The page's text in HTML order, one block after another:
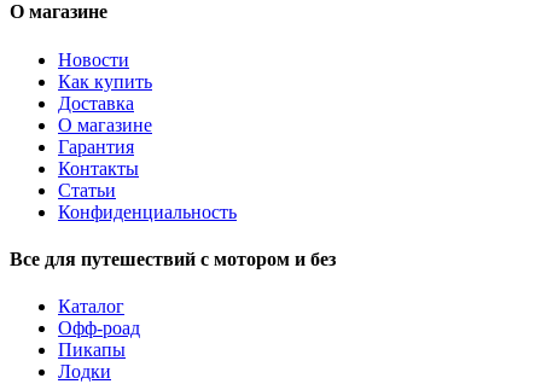
О магазине
Новости
Как купить
Доставка
О магазине
Гарантия
Контакты
Статьи
Конфиденциальность
Все для путешествий с мотором и без
Каталог
Офф-роад
Пикапы
Лодки